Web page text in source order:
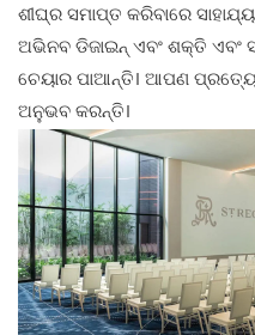
ଶୀଘ୍ର ସମାପ୍ତ କରିବାରେ
ଅଭିନବ ଡିଜାଇନ୍ ଏବଂ ଶକ୍ତି ଏବଂ
ଚେୟାର ପାଆନ୍ତି। ଆପଣ
ଅନୁଭବ କରନ୍ତି।